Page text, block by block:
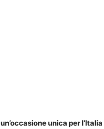
un’occasione unica per l’Italia